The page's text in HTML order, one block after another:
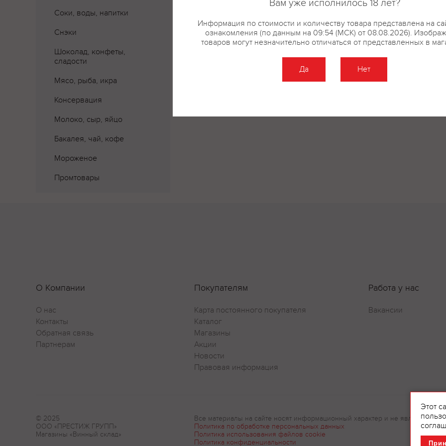
Соки, воды, напитки
Снэки
Шоколад, конфеты,
сладости
Мясо, рыба, икра
Консервация
Молоко, сыр, яйцо
Бакалея, чай, кофе
Мороженое
Промтовары
О Компании
О нас
Контакты
Обратная связь
Партнерам
Покупателям
Карта постоянного покупателя
Каталог
Магазины
Акции
Новости
Правовая информация
Работа у нас
Вакансии
© 2025
ООО «ПРЕСТИЖ ГРУПП»
Магазины «Винный склад»
Все материалы на сайте носят информационный характер и не являются
Политика по обработке персональных данных
Политика использования файлов cookie
Политика конфиденциальности
Этот
Вам уже исполнилось 18 лет?
Информация по стоимости и количеству товара представлена на
ознакомления (по данным на 09:54 (МСК) от 08.08.2026).
товаров могут незначительно отличаться от представленных в
Да Нет